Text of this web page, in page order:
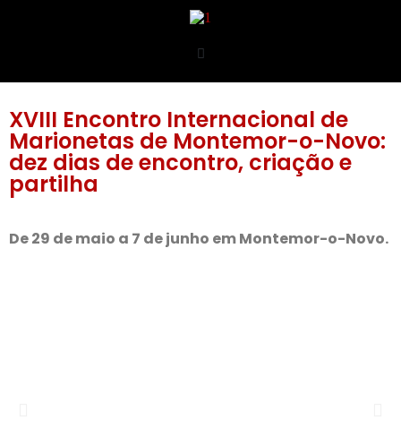
XVIII Encontro Internacional de
Marionetas de Montemor-o-Novo:
dez dias de encontro, criação e
partilha
De 29 de maio a 7 de junho em Montemor-o-Novo.